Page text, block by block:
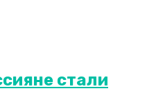
стали